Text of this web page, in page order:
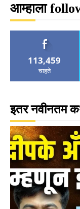
आम्हाला
113,459
चाहते
इतर नवीनतम